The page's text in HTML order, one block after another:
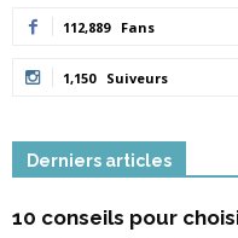
112,889 Fans
1,150 Suiveurs
Derniers articles
10 conseils pour